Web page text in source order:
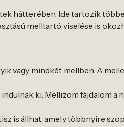
hátterében. Ide tartozik
melltartó viselése is
vagy mindkét mellben. A
ki. Mellizom fájdalom a
is állhat, amely többnyire